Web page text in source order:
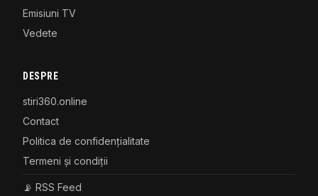
Emisiuni TV
Vedete
DESPRE
stiri360.online
Contact
Politica de confidențialitate
Termeni și condiții
📡 RSS Feed